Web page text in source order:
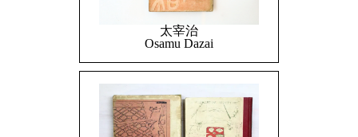
太宰治
Osamu Dazai